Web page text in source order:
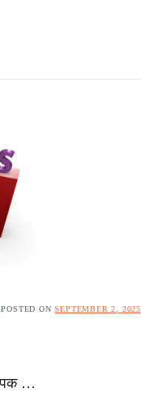
POSTED ONSEPTEMBER 2, 2025
…